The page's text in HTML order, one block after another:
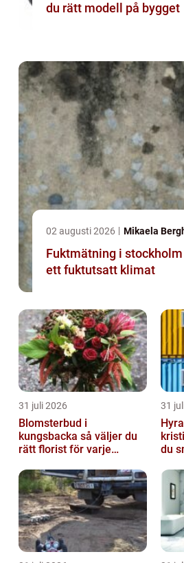
du rätt modell på bygget
02 augusti 2026 Mikaela
Fuktmätning i stockholm tryggare hus i
ett fuktutsatt klimat
31 juli 2026
Blomsterbud i
kungsbacka så väljer du
rätt florist för varje
31
du